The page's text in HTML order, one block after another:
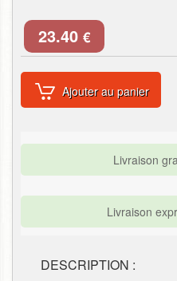
23.40 €
Ajouter au panier
Livraison
Livraison
DESCRIPTION :